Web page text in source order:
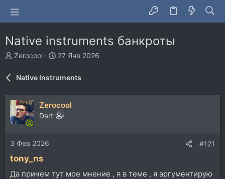
Native instruments банкроты
А
т
р
т
е
м
Zerocool
Д
н
а
ч
а
27 Янв 2026
Native Instruments
Zerocool
Dart
3 Фев 2026 #121
tony_ns
Да причем тут мое мнение , я в теме , я аргументирую